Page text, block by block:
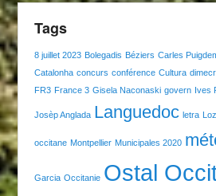
Tags
8 juillet 2023 Bolegadis Béziers Carles
Catalonha concurs conférence Cultura
FR3 France 3 Gisela Naconaski govern Ives
Josèp Anglada Languedoc letra
occitane Montpellier Municipales 2020
Garcia Occitanie Ostal